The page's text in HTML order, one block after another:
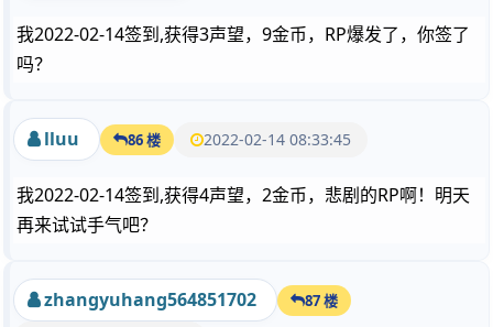
我2022-02-14签到,获得3声望，9金币，RP爆发了，你签了
吗？
lluu 86 楼 2022-02-14 08:33:45
我2022-02-14签到,获得4声望，2金币，悲剧的RP啊！明天
再来试试手气吧？
zhangyuhang564851702 87 楼